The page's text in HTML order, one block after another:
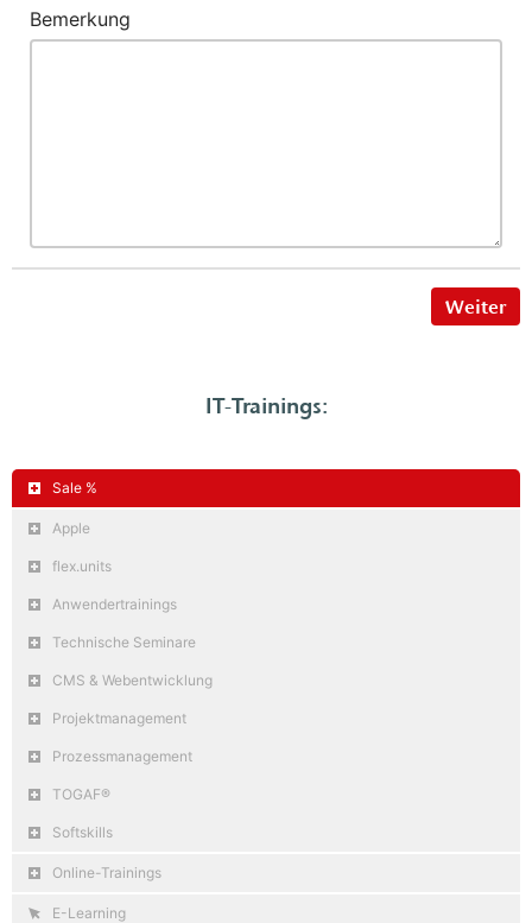
Bemerkung
Weiter
IT-Trainings:
Sale %
Apple
flex.units
Anwendertrainings
Technische Seminare
CMS & Webentwicklung
Projektmanagement
Prozessmanagement
TOGAF®
Softskills
Online-Trainings
E-Learning